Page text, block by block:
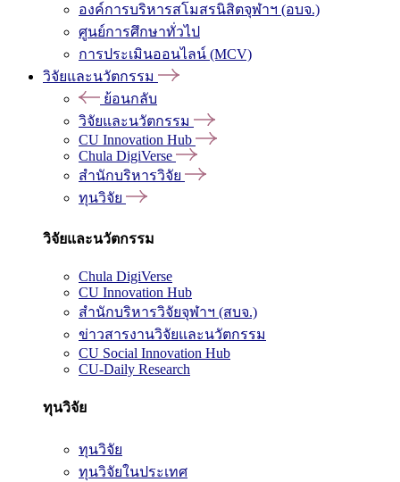
องค์การบริหารสโมสรนิสิตจุฬาฯ (อบจ.)
ศูนย์การศึกษาทั่วไป
การประเมินออนไลน์ (MCV)
วิจัยและนวัตกรรม
ย้อนกลับ
วิจัยและนวัตกรรม
CU Innovation Hub
Chula DigiVerse
สำนักบริหารวิจัย
ทุนวิจัย
วิจัยและนวัตกรรม
Chula DigiVerse
CU Innovation Hub
สำนักบริหารวิจัยจุฬาฯ (สบจ.)
ข่าวสารงานวิจัยและนวัตกรรม
CU Social Innovation Hub
CU-Daily Research
ทุนวิจัย
ทุนวิจัย
ทุนวิจัยในประเทศ